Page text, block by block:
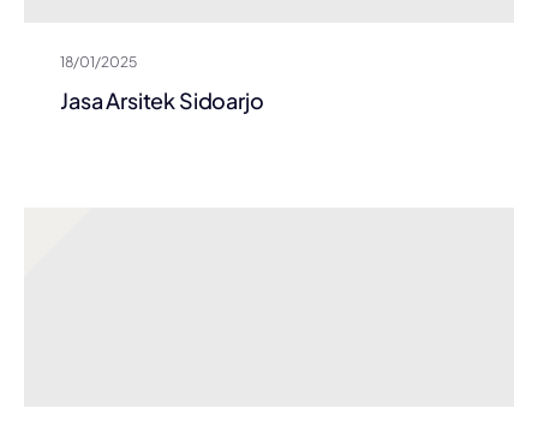
18/01/2025
Jasa Arsitek Sidoarjo